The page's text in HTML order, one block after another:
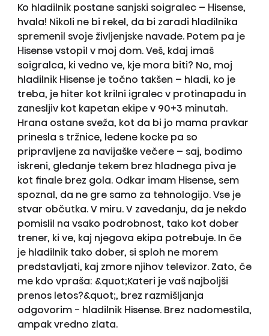
Ko hladilnik postane sanjski soigralec – Hisense,
hvala! Nikoli ne bi rekel, da bi zaradi hladilnika
spremenil svoje življenjske navade. Potem pa je
Hisense vstopil v moj dom. Veš, kdaj imaš
soigralca, ki vedno ve, kje mora biti? No, moj
hladilnik Hisense je točno takšen – hladi, ko je
treba, je hiter kot krilni igralec v protinapadu in
zanesljiv kot kapetan ekipe v 90+3 minutah.
Hrana ostane sveža, kot da bi jo mama pravkar
prinesla s tržnice, ledene kocke pa so
pripravljene za navijaške večere – saj, bodimo
iskreni, gledanje tekem brez hladnega piva je
kot finale brez gola. Odkar imam Hisense, sem
spoznal, da ne gre samo za tehnologijo. Vse je
stvar občutka. V miru. V zavedanju, da je nekdo
pomislil na vsako podrobnost, tako kot dober
trener, ki ve, kaj njegova ekipa potrebuje. In če
je hladilnik tako dober, si sploh ne morem
predstavljati, kaj zmore njihov televizor. Zato, če
me kdo vpraša: &quot;Kateri je vaš najboljši
prenos letos?&quot;, brez razmišljanja
odgovorim - hladilnik Hisense. Brez nadomestila,
ampak vredno zlata.